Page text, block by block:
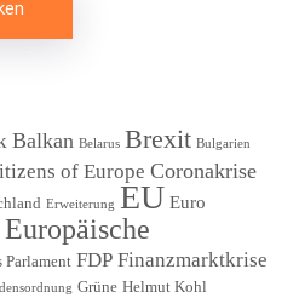
Balkan Belarus Brexit Bulgarien
of Europe Coronakrise
Erweiterung EU Euro
Europäische
Parlament FDP Finanzmarktkrise
Grüne Helmut Kohl